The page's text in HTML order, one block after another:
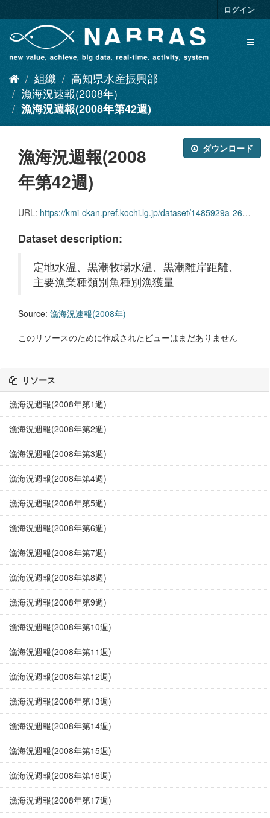
キ
ログイン
組織
高知県水産振興部
漁海況速報(2008年)
漁海況週報(2008年第42週)
ダウンロード
漁海況週報(2008
年第42週)
URL: https://kmi-ckan.pref.kochi.lg.jp/dataset/1485929a-2625-4223-8665-751a6710eade/resource/09d54464-adb5-4a1f-84ae-5de6ebb7e881/download/ryoukaikyoushuuhou2008nendai42shuu.pdf
Dataset description:
定地水温、黒潮牧場水温、黒潮離岸距離、
主要漁業種類別魚種別漁獲量
Source: 漁海況速報(2008年)
このリソースのために作成されたビューはまだありません
リソース
漁海況週報(2008年第1週)
漁海況週報(2008年第2週)
漁海況週報(2008年第3週)
漁海況週報(2008年第4週)
漁海況週報(2008年第5週)
漁海況週報(2008年第6週)
漁海況週報(2008年第7週)
漁海況週報(2008年第8週)
漁海況週報(2008年第9週)
漁海況週報(2008年第10週)
漁海況週報(2008年第11週)
漁海況週報(2008年第12週)
漁海況週報(2008年第13週)
漁海況週報(2008年第14週)
漁海況週報(2008年第15週)
漁海況週報(2008年第16週)
漁海況週報(2008年第17週)